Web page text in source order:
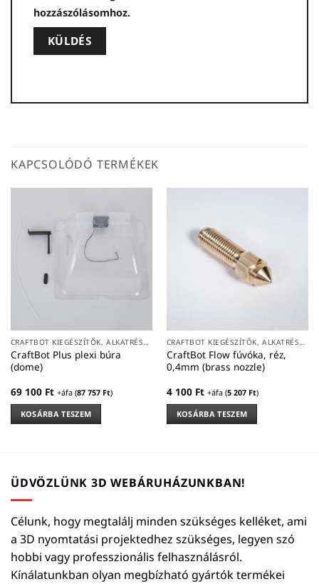
hozzászólásomhoz.
KAPCSOLÓDÓ TERMÉKEK
CRAFTBOT KIEGÉSZÍTŐK, ALKATRÉSZEK
CraftBot Plus plexi búra
(dome)
69 100 Ft +áfa (87 757 Ft)
KOSÁRBA TESZEM
CRAFTBOT KIEGÉSZÍTŐK, ALKATRÉSZEK
CraftBot Flow fúvóka, réz,
0,4mm (brass nozzle)
4 100 Ft +áfa (5 207 Ft)
KOSÁRBA TESZEM
ÜDVÖZLÜNK 3D WEBÁRUHÁZUNKBAN!
Célunk, hogy megtalálj minden szükséges kelléket, ami
a 3D nyomtatási projektedhez szükséges, legyen szó
hobbi vagy professzionális felhasználásról.
Kínálatunkban olyan megbízható gyártók termékei